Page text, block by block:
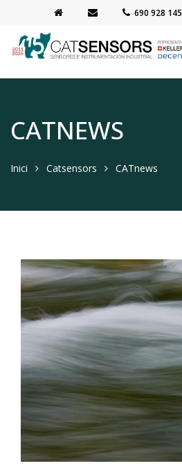
‭690 928 145‬
CATNEWS
Inici Catsensors CATnews